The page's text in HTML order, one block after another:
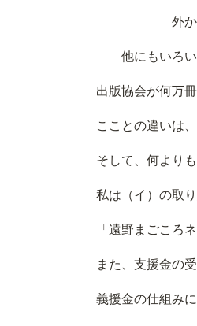
外から見え
他にもいろい
出版協会が何万
こことの違いは
そして、何より
私は（イ）の取
「遠野まごころ
また、支援金の
義援金の仕組み